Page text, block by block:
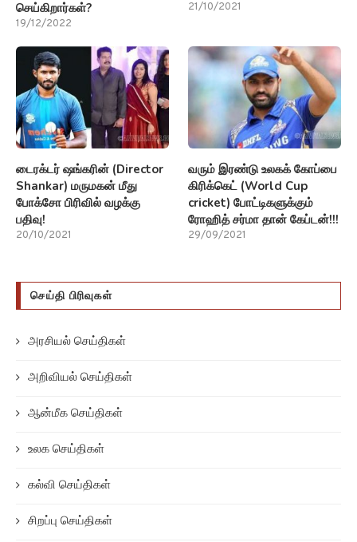
செய்கிறார்கள்?
19/12/2022
21/10/2021
டைரக்டர் ஷங்கரின் (Director
Shankar) மருமகன் மீது
போக்சோ பிரிவில் வழக்கு
பதிவு!
20/10/2021
வரும் இரண்டு உலகக் கோப்பை
கிரிக்கெட் (World Cup
cricket) போட்டிகளுக்கும்
ரோஹித் சர்மா தான் கேப்டன்!!!
29/09/2021
செய்தி பிரிவுகள்
அரசியல் செய்திகள்
அறிவியல் செய்திகள்
ஆன்மீக செய்திகள்
உலக செய்திகள்
கல்வி செய்திகள்
சிறப்பு செய்திகள்